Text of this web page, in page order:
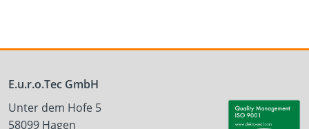
E.u.r.o.Tec GmbH
Unter dem Hofe 5
58099 Hagen